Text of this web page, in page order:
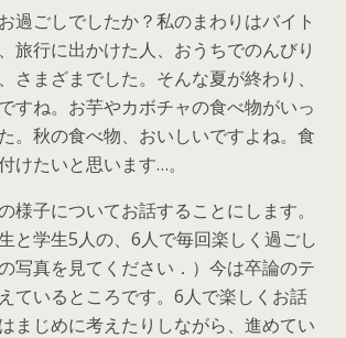
過ごしでしたか？私のまわりはバイト
旅行に出かけた人、おうちでのんびり
さまざまでした。そんな夏が終わり、
すね。お芋やカボチャの食べ物がいっ
。秋の食べ物、おいしいですよね。食
けたいと思います…。
様子についてお話することにします。
と学生5人の、6人で毎回楽しく過ごし
写真を見てください．）今は卒論のテ
ているところです。6人で楽しくお話
まじめに考えたりしながら、進めてい